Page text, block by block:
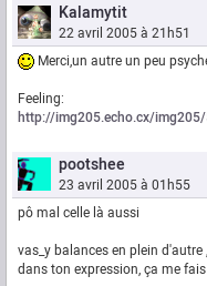
Kalamytit
22 avril 2005 à 21h51
Merci,un autre un peu
Feeling:
http://img205.echo.cx/
pootshee
23 avril 2005 à 01h55
pô mal celle là aussi
vas_y balances en plein
dans ton expression, ça me